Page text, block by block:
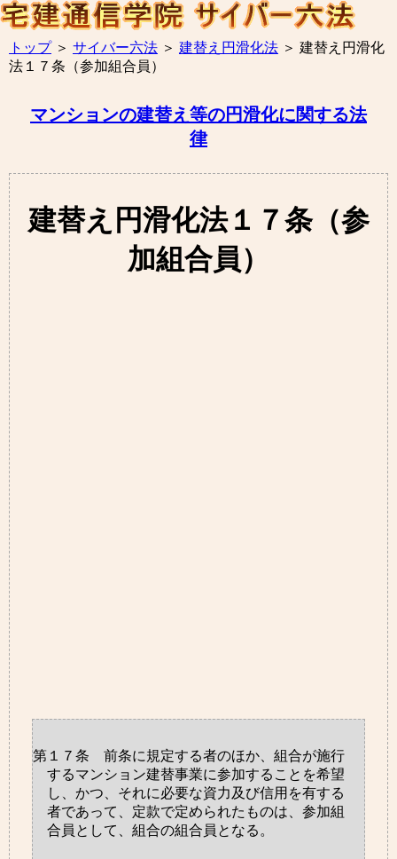
トップ＞ サイバー六法 ＞ 建替え円滑化法 ＞ 建替え円滑化
法１７条（参加組合員）
マンションの建替え等の円滑化に関する法
律
建替え円滑化法１７条（参
加組合員）
第１７条 前条に規定する者のほか、組合が施行
するマンション建替事業に参加することを希望
し、かつ、それに必要な資力及び信用を有する
者であって、定款で定められたものは、参加組
合員として、組合の組合員となる。